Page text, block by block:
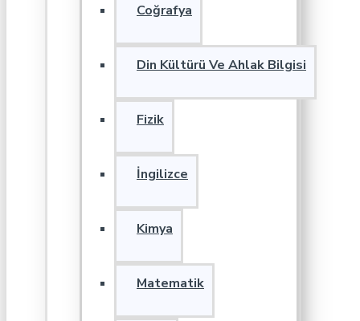
Coğrafya
Din Kültürü Ve Ahlak Bilgisi
Fizik
İngilizce
Kimya
Matematik